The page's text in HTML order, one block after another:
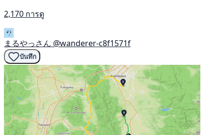
2,170 การดู
まるやっさん @wanderer-c8f1571f
บันทึก